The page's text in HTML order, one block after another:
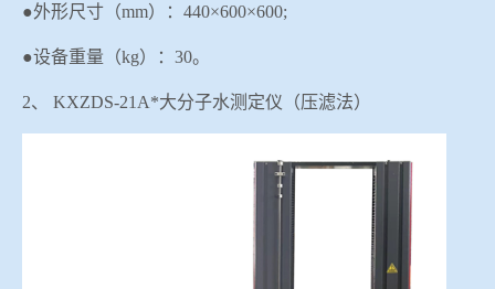
●外形尺寸（mm）：440×600×600;
●设备重量（kg）：30。
2、 KXZDS-21A*大分子水测定仪（压滤法）